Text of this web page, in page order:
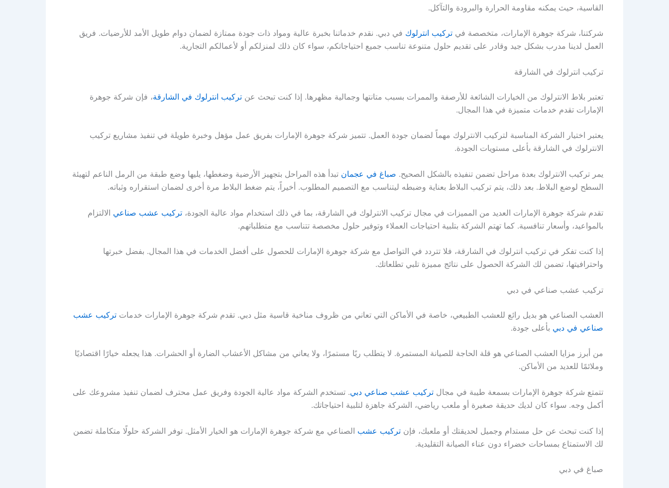
القاسية، حيث يمكنه مقاومة الحرارة والبرودة والتآكل.
شركتنا، شركة جوهرة الإمارات، متخصصة في تركيب انترلوك في دبي. نقدم خدماتنا بخبرة عالية ومواد ذات جودة ممتازة لضمان دوام طويل الأمد للأرضيات. فريق
العمل لدينا مدرب بشكل جيد وقادر على تقديم حلول متنوعة تناسب جميع احتياجاتكم، سواء كان ذلك لمنزلكم أو لأعمالكم التجارية.
تركيب انترلوك في الشارقة
تعتبر بلاط الانترلوك من الخيارات الشائعة للأرصفة والممرات بسبب متانتها وجمالية مظهرها. إذا كنت تبحث عن تركيب انترلوك في الشارقة، فإن شركة جوهرة
الإمارات تقدم خدمات متميزة في هذا المجال.
يعتبر اختيار الشركة المناسبة لتركيب الانترلوك مهماً لضمان جودة العمل. تتميز شركة جوهرة الإمارات بفريق عمل مؤهل وخبرة طويلة في تنفيذ مشاريع تركيب
الانترلوك في الشارقة بأعلى مستويات الجودة.
يمر تركيب الانترلوك بعدة مراحل تضمن تنفيذه بالشكل الصحيح. صباغ في عجمان تبدأ هذه المراحل بتجهيز الأرضية وضغطها، يليها وضع طبقة من الرمل الناعم لتهيئة
السطح لوضع البلاط. بعد ذلك، يتم تركيب البلاط بعناية وضبطه ليتناسب مع التصميم المطلوب. أخيراً، يتم ضغط البلاط مرة أخرى لضمان استقراره وثباته.
تقدم شركة جوهرة الإمارات العديد من المميزات في مجال تركيب الانترلوك في الشارقة، بما في ذلك استخدام مواد عالية الجودة، تركيب عشب صناعي الالتزام
بالمواعيد، وأسعار تنافسية. كما تهتم الشركة بتلبية احتياجات العملاء وتوفير حلول مخصصة تتناسب مع متطلباتهم.
إذا كنت تفكر في تركيب انترلوك في الشارقة، فلا تتردد في التواصل مع شركة جوهرة الإمارات للحصول على أفضل الخدمات في هذا المجال. بفضل خبرتها
واحترافيتها، تضمن لك الشركة الحصول على نتائج مميزة تلبي تطلعاتك.
تركيب عشب صناعي في دبي
العشب الصناعي هو بديل رائع للعشب الطبيعي، خاصة في الأماكن التي تعاني من ظروف مناخية قاسية مثل دبي. تقدم شركة جوهرة الإمارات خدمات تركيب عشب
صناعي في دبي بأعلى جودة.
من أبرز مزايا العشب الصناعي هو قلة الحاجة للصيانة المستمرة. لا يتطلب ريًا مستمرًا، ولا يعاني من مشاكل الأعشاب الضارة أو الحشرات. هذا يجعله خيارًا اقتصاديًا
وملائمًا للعديد من الأماكن.
تتمتع شركة جوهرة الإمارات بسمعة طيبة في مجال تركيب عشب صناعي دبي. تستخدم الشركة مواد عالية الجودة وفريق عمل محترف لضمان تنفيذ مشروعك على
أكمل وجه. سواء كان لديك حديقة صغيرة أو ملعب رياضي، الشركة جاهزة لتلبية احتياجاتك.
إذا كنت تبحث عن حل مستدام وجميل لحديقتك أو ملعبك، فإن تركيب عشب الصناعي مع شركة جوهرة الإمارات هو الخيار الأمثل. توفر الشركة حلولًا متكاملة تضمن
لك الاستمتاع بمساحات خضراء دون عناء الصيانة التقليدية.
صباغ في دبي